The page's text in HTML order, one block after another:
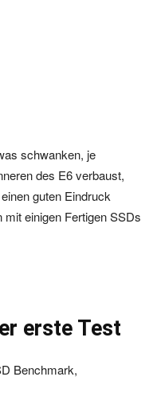
schwanken, je
des E6 verbaust,
guten Eindruck
einigen Fertigen SSDs
erste Test
Benchmark,